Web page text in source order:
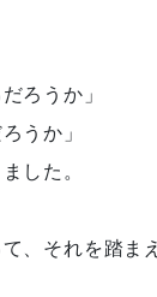
ろうか」
うか」
した。
、それを踏ま